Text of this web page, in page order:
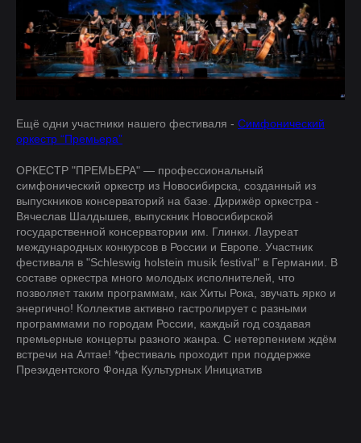
Ещё одни участники нашего фестиваля - Симфонический
оркестр “Премьера”
ОРКЕСТР "ПРЕМЬЕРА" — профессиональный
симфонический оркестр из Новосибирска, созданный из
выпускников консерваторий на базе. Дирижёр оркестра -
Вячеслав Шалдышев, выпускник Новосибирской
государственной консерватории им. Глинки. Лауреат
международных конкурсов в России и Европе. Участник
фестиваля в "Schleswig holstein musik festival" в Германии. В
составе оркестра много молодых исполнителей, что
позволяет таким программам, как Хиты Рока, звучать ярко и
энергично! Коллектив активно гастролирует с разными
программами по городам России, каждый год создавая
премьерные концерты разного жанра. С нетерпением ждём
встречи на Алтае! *фестиваль проходит при поддержке
Президентского Фонда Культурных Инициатив